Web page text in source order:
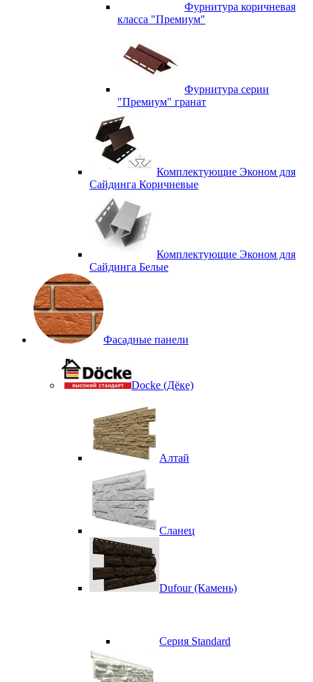
Фурнитура коричневая
класса "Премиум"
Фурнитура серии
"Премиум" гранат
Комплектующие Эконом для
Сайдинга Коричневые
Комплектующие Эконом для
Сайдинга Белые
Фасадные панели
Docke (Дёке)
Алтай
Сланец
Dufour (Камень)
Серия Standard